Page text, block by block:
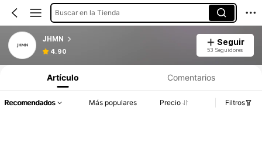
Buscar en la Tienda
JHMN
4.90
Seguir
53 Seguidores
Artículo Comentarios
Recomendados Más populares Precio Filtros